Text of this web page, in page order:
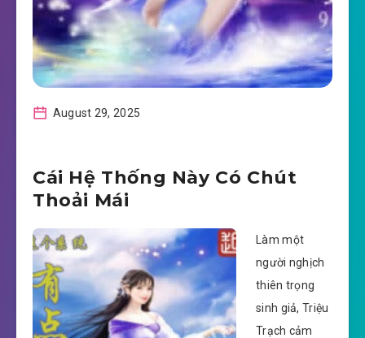
August 29, 2025
Cái Hệ Thống Này Có Chút
Thoải Mái
Làm một
người nghịch
thiên trọng
sinh giả, Triệu
Trạch cảm